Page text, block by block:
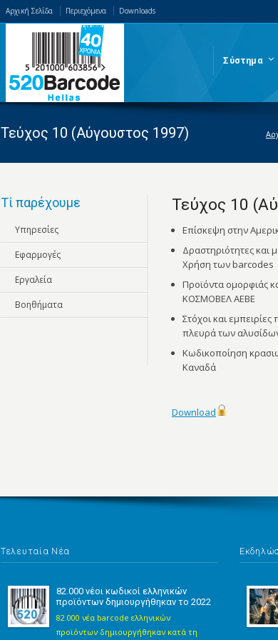
Αρχική Σελίδα Περιεχόμενα Downloads
Σύστημα
Τεύχος 10 (Αύγουστος 1997)
Τί παρέχουμε
Υπηρεσίες
Εφαρμογές
Εργαλεία
Βοηθήματα
Τεύχος 10
Επίσκεψη στην
Δραστηριότητες και
Χρήση των barcodes
Προϊόντα ομορφιάς
ΚΟΣΜΟΒΕΛ ΑΕΒΕ
Στόχοι και
πλευρά των
Κωδικοποίηση
Καναδά
Download
Τελευταία Νέα
82.000 νέοι κωδικοί ελληνικών
προϊόντων δημιουργήθηκαν το 2022
82.000 νέα barcode ελληνικών
προϊόντων δημιουργήθηκαν κατά τη